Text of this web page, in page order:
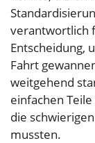
verantwortlich
Entscheidung,
Fahrt
weitgehend
einfachen
die
mussten.